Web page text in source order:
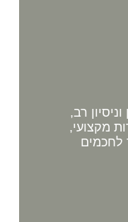
רב,
מקצועי,
לחכמים